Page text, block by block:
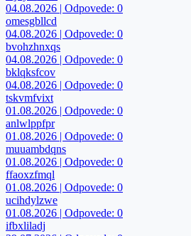
04.08.2026 | Odpovede: 0
omesgbllcd
04.08.2026 | Odpovede: 0
bvohzhnxqs
04.08.2026 | Odpovede: 0
bklqksfcov
04.08.2026 | Odpovede: 0
tskvmfvixt
01.08.2026 | Odpovede: 0
anlwlppfpr
01.08.2026 | Odpovede: 0
muuambdqns
01.08.2026 | Odpovede: 0
ffaoxzfmql
01.08.2026 | Odpovede: 0
ucihdylzwe
01.08.2026 | Odpovede: 0
ifbxliladj